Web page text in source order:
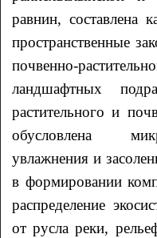
равнин, составлена
пространственные
почвенно-
ландшафтных
растительного и
обусловлена
увлажнения и
в формировании
распределение
от русла реки,